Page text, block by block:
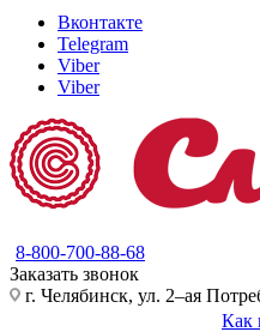
Вконтакте
Telegram
Viber
Viber
8-800-700-88-68
Заказать звонок
г. Челябинск, ул. 2–ая
Как